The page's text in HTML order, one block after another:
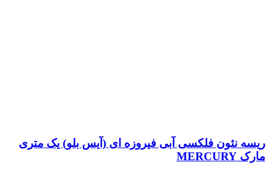
ریسه نئون فلکسی آبی فیروزه ای (آیس بلو) یک متری
مارک MERCURY